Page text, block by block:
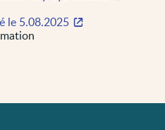
le 5.08.2025